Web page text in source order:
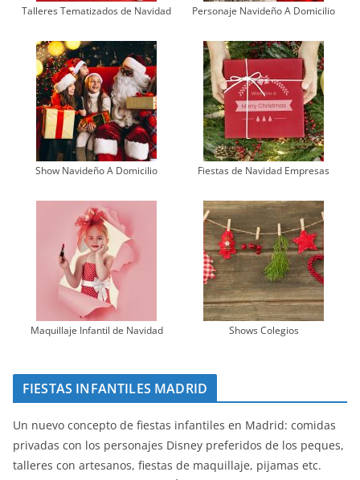
Talleres Tematizados de Navidad Personaje Navideño A Domicilio
Show Navideño A Domicilio Fiestas de Navidad Empresas
Maquillaje Infantil de Navidad Shows Colegios
FIESTAS INFANTILES MADRID
Un nuevo concepto de fiestas infantiles en Madrid: comidas
privadas con los personajes Disney preferidos de los peques,
talleres con artesanos, fiestas de maquillaje, pijamas etc.